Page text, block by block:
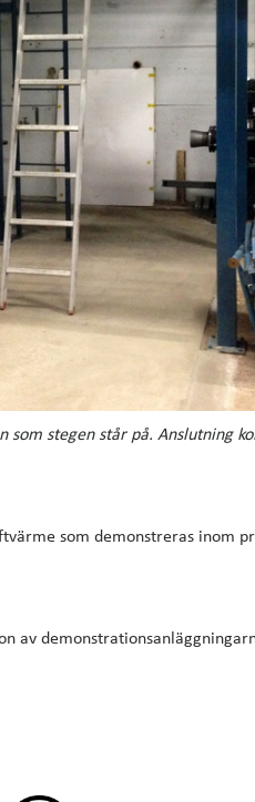
som stegen står på. Anslutning
som demonstreras inom
av